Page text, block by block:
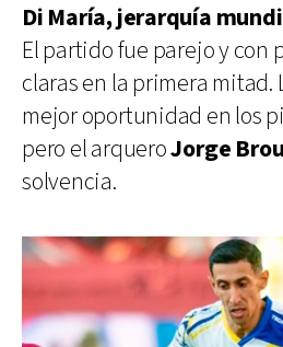
Di María, jerarquía
El partido fue parejo y con
claras en la primera mitad.
mejor oportunidad en los
pero el arqueroJorge
solvencia.